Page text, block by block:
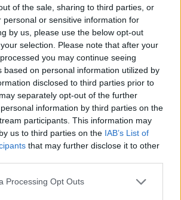
of the sale, sharing to third parties, or
personal or sensitive information for
by us, please use the below opt-out
selection. Please note that after your
you may continue seeing
based on personal information utilized by
disclosed to third parties prior to
separately opt-out of the further
information by third parties on the
participants. This information may
us to third parties on the IAB’s List of
that may further disclose it to other
website/app uses one or more Google
Processing Opt Outs
Ερντογάνσυνεχίζει να
πίεσης τα εκατομμύρια
που παραμένουν στη
Σύμφωνα με το ρεπορτάζ
ώρα που ο αναβρασμός στη
οι ροές προσφύγων και
τα γειτονικά παράλια της
Μυτιλήνη δεν σταματούν.
με δύο φουσκωτές
70 άνδρες και
έφτασαν στη Μυτιλήνη. Τα